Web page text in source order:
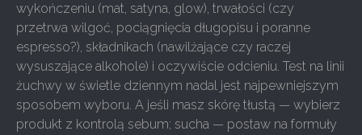
wykończeniu (mat, satyna, glow), trwałości (czy
przetrwa wilgoć, pociągnięcia długopisu i poranne
espresso?), składnikach (nawilżające czy raczej
wysuszające alkohole) i oczywiście odcieniu. Test na linii
żuchwy w świetle dziennym nadal jest najpewniejszym
sposobem wyboru. A jeśli masz skórę tłustą — wybierz
produkt z kontrolą sebum; sucha — postaw na formuły